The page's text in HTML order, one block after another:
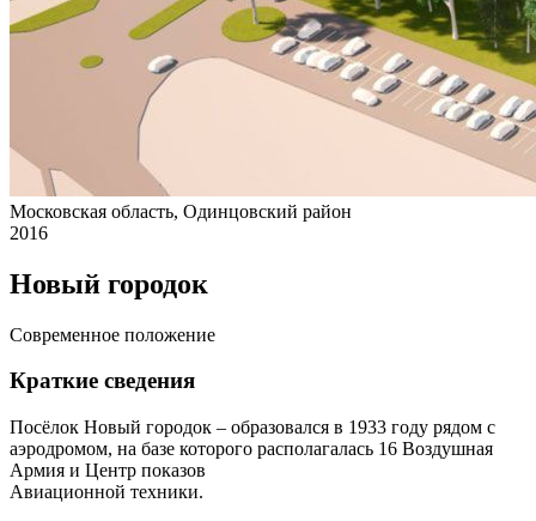
Московская область, Одинцовский район
2016
Новый городок
Современное положение
Краткие сведения
Посёлок Новый городок – образовался в 1933 году рядом с
аэродромом, на базе которого располагалась 16 Воздушная
Армия и Центр показов
Авиационной техники.